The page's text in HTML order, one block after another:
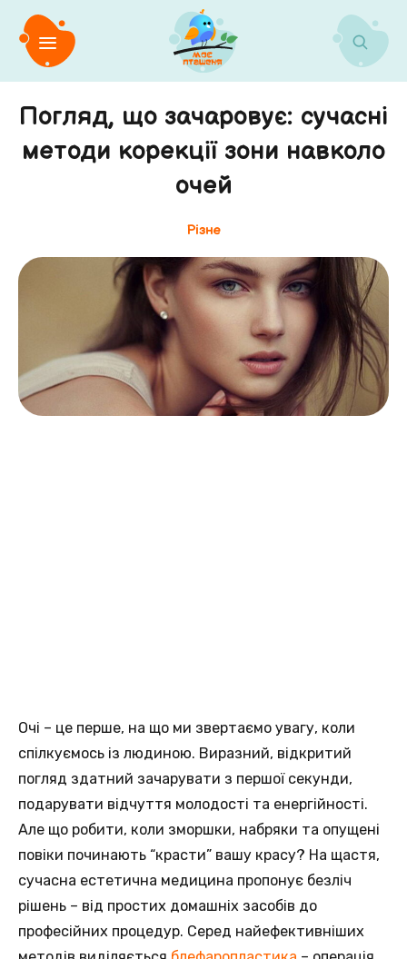
Погляд, що зачаровує: сучасні
методи корекції зони навколо
очей
Різне
Очі – це перше, на що ми звертаємо увагу, коли
спілкуємось із людиною. Виразний, відкритий
погляд здатний зачарувати з першої секунди,
подарувати відчуття молодості та енергійності.
Але що робити, коли зморшки, набряки та опущені
повіки починають “красти” вашу красу? На щастя,
сучасна естетична медицина пропонує безліч
рішень – від простих домашніх засобів до
професійних процедур. Серед найефективніших